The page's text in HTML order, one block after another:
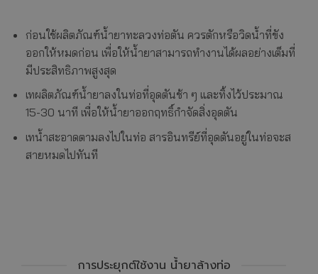
ก่อนใช้ผลิตภัณฑ์น้ำยาทะลวงท่อตัน ควรตักหรือวิดน้ำที่ขัง
ออกให้หมดก่อน เพื่อให้น้ำยาสามารถทำงานได้ผลอย่างเต็มที่
มีประสิทธิภาพสูงสุด
เทผลิตภัณฑ์น้ำยาลงในท่อที่อุดตันช้า ๆ และทิ้งไว้ประมาณ
15-30 นาที เพื่อให้น้ำยาออกฤทธิ์กำจัดสิ่งอุดตัน
เทน้ำสะอาดตามลงไปในท่อ สารอินทรีย์ที่อุดตันอยู่ในท่อจะส
สายหมดไปทันที
การประยุกต์ใช้งาน น้ำยาล้างท่อ